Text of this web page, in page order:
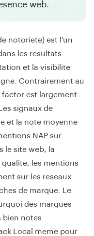
web.
notoriete) est l'un
les resultats
et la visibilite
Contrairement au
est largement
signaux de
et la note moyenne
NAP sur
le site web, la
qualite, les mentions
sur les reseaux
de marque. Le
des marques
bien notes
Local meme pour